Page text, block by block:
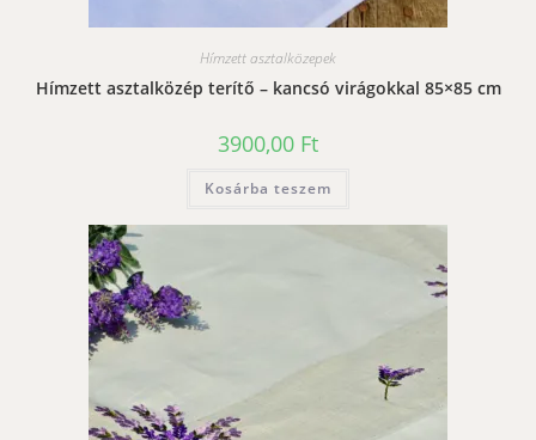
Hímzett asztalközepek
Hímzett asztalközép terítő – kancsó virágokkal 85×85 cm
3900,00 Ft
Kosárba teszem